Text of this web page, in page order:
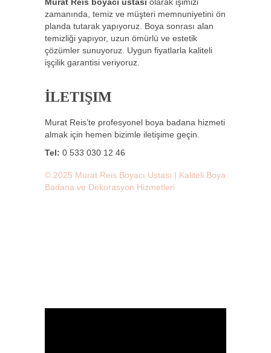
zamanında, temiz ve müşteri memnuniyetini ön
planda tutarak yapıyoruz. Boya sonrası alan
temizliği yapıyor, uzun ömürlü ve estetik
çözümler sunuyoruz. Uygun fiyatlarla kaliteli
işçilik garantisi veriyoruz.
İLETIŞIM
Murat Reis’te profesyonel boya badana hizmeti
almak için hemen bizimle iletişime geçin.
Tel: 0 533 030 12 46
© 2025 Murat Reis Boyacı Ustası | Kaliteli Boya
Badana ve Dekorasyon Hizmetleri